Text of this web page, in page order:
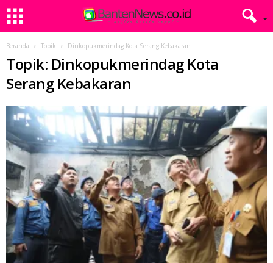
Beranda Topik Dinkopukmerindag Kota Serang Kebakaran
Topik: Dinkopukmerindag Kota
Serang Kebakaran